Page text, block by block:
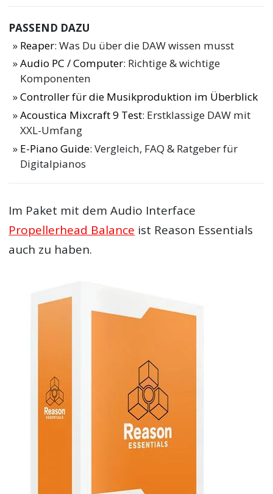
PASSEND DAZU
Reaper: Was Du über die DAW wissen musst
Audio PC / Computer: Richtige & wichtige
Komponenten
Controller für die Musikproduktion im Überblick
Acoustica Mixcraft 9 Test: Erstklassige DAW mit
XXL-Umfang
E-Piano Guide: Vergleich, FAQ & Ratgeber für
Digitalpianos
Im Paket mit dem Audio Interface
Propellerhead Balance ist Reason Essentials
auch zu haben.